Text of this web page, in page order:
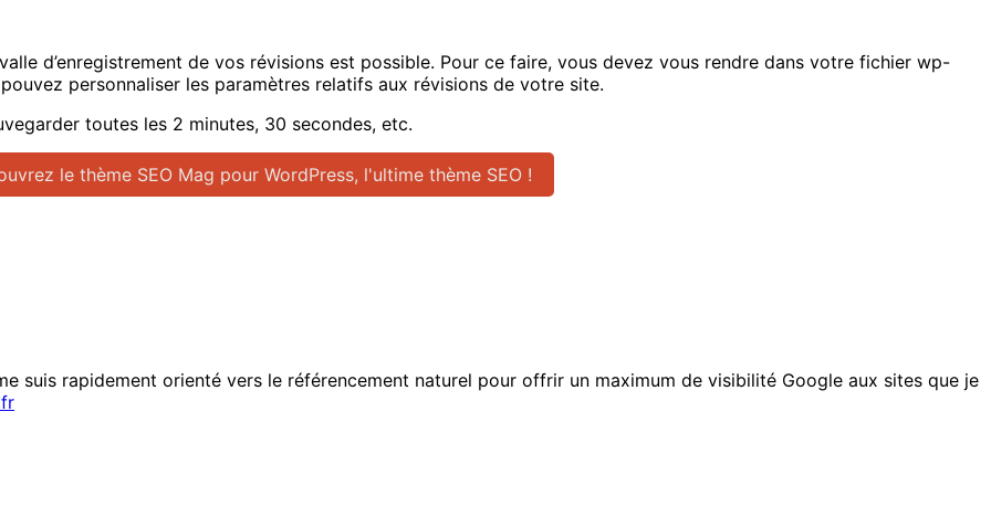
d’enregistrement de vos révisions est possible. Pour ce faire, vous devez vous rendre dans votre fichier wp-
pouvez personnaliser les paramètres relatifs aux révisions de votre site.
toutes les 2 minutes, 30 secondes, etc.
le thème SEO Mag pour WordPress, l'ultime thème SEO !
suis rapidement orienté vers le référencement naturel pour offrir un maximum de visibilité Google aux sites que je